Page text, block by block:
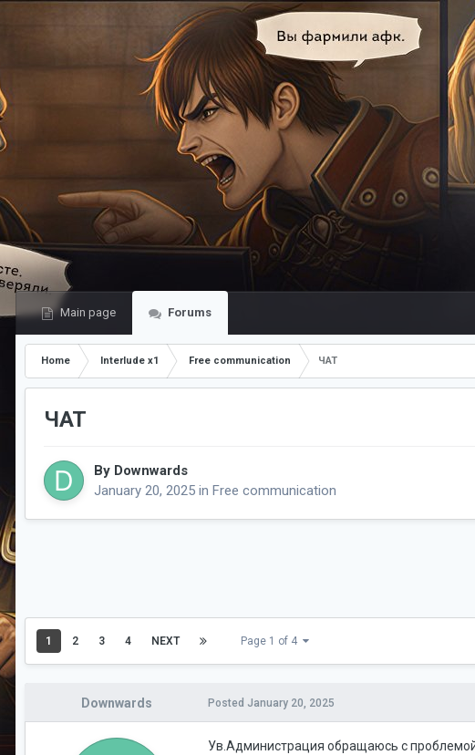
Main page Forums
Home Interlude x1 Free communication ЧАТ
ЧАТ
By Downwards
January 20, 2025 in Free communication
1 2 3 4 NEXT Page 1 of 4
Downwards Posted January 20, 2025
Ув.Администрация обращаюсь с